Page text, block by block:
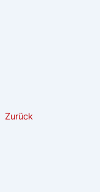
Zurück